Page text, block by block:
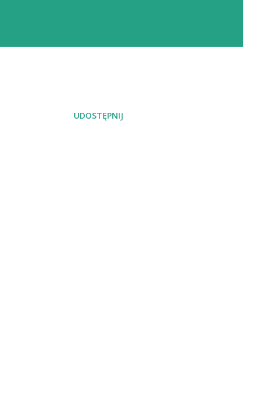
UDOSTĘPNIJ